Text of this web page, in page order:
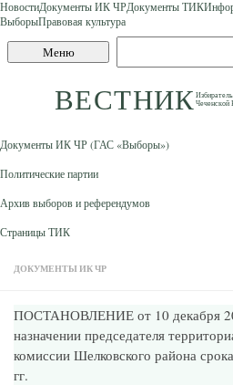
Skip to content
НовостиДокументы ИК ЧРДокументы ТИК
ВыборыПравовая культура
Меню
ВЕСТНИКЧеченской
сайту
Документы ИК ЧР (ГАС «Выборы»)
Политические партии
Архив выборов и референдумов
Страницы ТИК
ДОКУМЕНТЫ ИК ЧР
ПОСТАНОВЛЕНИЕ от 10 декабря
назначении председателя
комиссии Шелковского района
гг.